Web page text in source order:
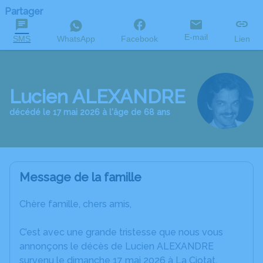
Partager
SMS WhatsApp Facebook E-mail Lien
Lucien ALEXANDRE
décédé le 17 mai 2026 à l'âge de 68 ans
Message de la famille
Chère famille, chers amis,
C’est avec une grande tristesse que nous vous
annonçons le décès de Lucien ALEXANDRE
survenu le dimanche 17 mai 2026 à La Ciotat.